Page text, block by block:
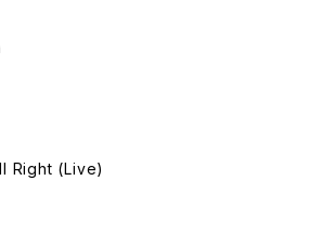
Right (Live)